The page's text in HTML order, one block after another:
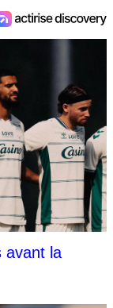
avant la